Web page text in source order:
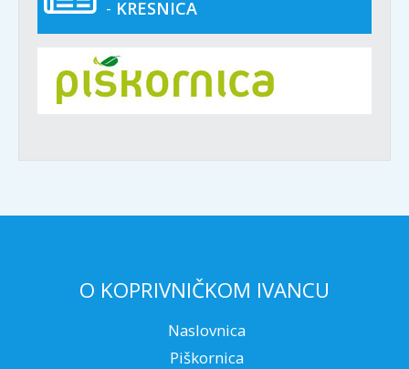
- KRESNICA
O KOPRIVNIČKOM IVANCU
Naslovnica
Piškornica